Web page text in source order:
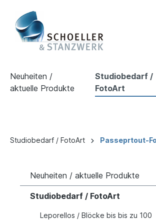
Neuheiten /
aktuelle Produkte
Studiobedarf /
FotoArt
Studiobedarf / FotoArt Passeprtout-
Neuheiten / aktuelle Produkte
Studiobedarf / FotoArt
Leporellos / Blöcke bis bis zu 100